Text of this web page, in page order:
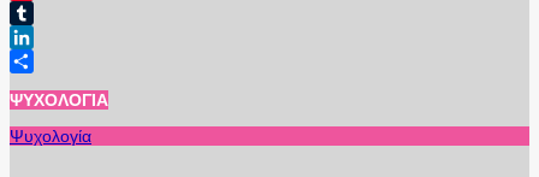
Pinterest
Tumblr
LinkedIn
ΨΥΧΟΛΟΓΊΑ
Ψυχολογία